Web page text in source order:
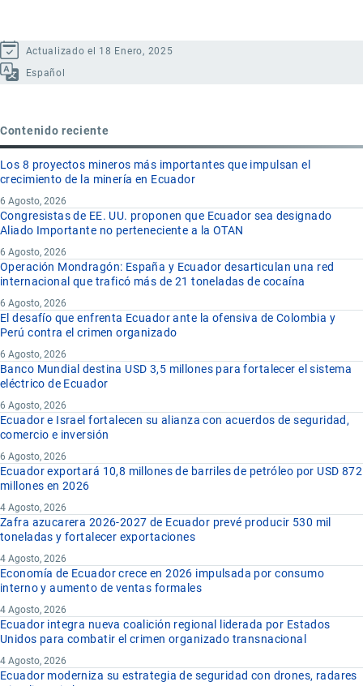
Actualizado el 18 Enero, 2025
Español
Contenido reciente
Los 8 proyectos mineros más importantes que impulsan el
crecimiento de la minería en Ecuador
6 Agosto, 2026
Congresistas de EE. UU. proponen que Ecuador sea designado
Aliado Importante no perteneciente a la OTAN
6 Agosto, 2026
Operación Mondragón: España y Ecuador desarticulan una red
internacional que traficó más de 21 toneladas de cocaína
6 Agosto, 2026
El desafío que enfrenta Ecuador ante la ofensiva de Colombia y
Perú contra el crimen organizado
6 Agosto, 2026
Banco Mundial destina USD 3,5 millones para fortalecer el sistema
eléctrico de Ecuador
6 Agosto, 2026
Ecuador e Israel fortalecen su alianza con acuerdos de seguridad,
comercio e inversión
6 Agosto, 2026
Ecuador exportará 10,8 millones de barriles de petróleo por USD 872
millones en 2026
4 Agosto, 2026
Zafra azucarera 2026-2027 de Ecuador prevé producir 530 mil
toneladas y fortalecer exportaciones
4 Agosto, 2026
Economía de Ecuador crece en 2026 impulsada por consumo
interno y aumento de ventas formales
4 Agosto, 2026
Ecuador integra nueva coalición regional liderada por Estados
Unidos para combatir el crimen organizado transnacional
4 Agosto, 2026
Ecuador moderniza su estrategia de seguridad con drones, radares